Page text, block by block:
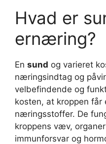
Hvad er
ernæring?
En sund og varieret
næringsindtag og
velbefindende og
kosten, at kroppen får
næringsstoffer. De
kroppens væv,
immunforsvar og